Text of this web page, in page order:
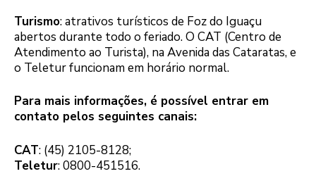
Turismo: atrativos turísticos de Foz do Iguaçu
abertos durante todo o feriado. O CAT (Centro de
Atendimento ao Turista), na Avenida das Cataratas, e
o Teletur funcionam em horário normal.
Para mais informações, é possível entrar em
contato pelos seguintes canais:
CAT: (45) 2105-8128;
Teletur: 0800-451516.